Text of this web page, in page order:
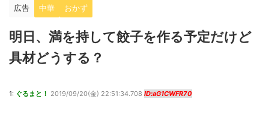
広告 中華 おかず
明日、満を持して餃子を作る予定だけど
具材どうする？
1: ぐるまと！ 2019/09/20(金) 22:51:34.708 ID:aG1CWFR70